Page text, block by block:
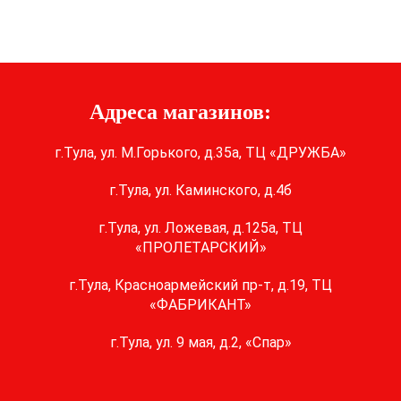
Адреса магазинов:
г.Тула, ул. М.Горького, д.35а, ТЦ «ДРУЖБА»
г.Тула, ул. Каминского, д.4б
г.Тула, ул. Ложевая, д.125а, ТЦ
«ПРОЛЕТАРСКИЙ»
г.Тула, Красноармейский пр-т, д.19, ТЦ
«ФАБРИКАНТ»
г.Тула, ул. 9 мая, д.2, «Спар»